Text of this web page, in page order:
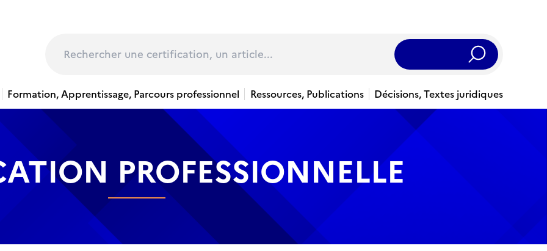
Rechercher
Formation, Apprentissage, Parcours professionnel Ressources, Publications Décisions, Textes juridiques
PROFESSIONNELLE